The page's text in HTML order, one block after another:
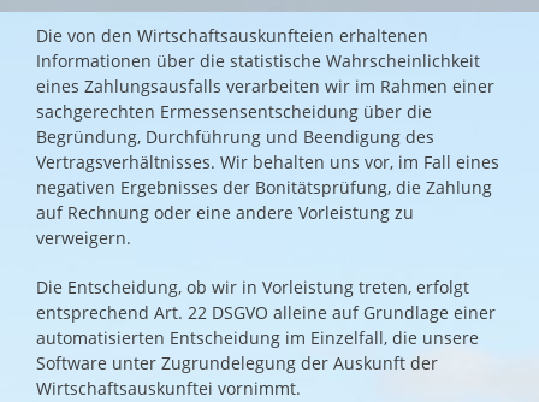
Die von den Wirtschaftsauskunfteien erhaltenen
Informationen über die statistische Wahrscheinlichkeit
eines Zahlungsausfalls verarbeiten wir im Rahmen einer
sachgerechten Ermessensentscheidung über die
Begründung, Durchführung und Beendigung des
Vertragsverhältnisses. Wir behalten uns vor, im Fall eines
negativen Ergebnisses der Bonitätsprüfung, die Zahlung
auf Rechnung oder eine andere Vorleistung zu
verweigern.
Die Entscheidung, ob wir in Vorleistung treten, erfolgt
entsprechend Art. 22 DSGVO alleine auf Grundlage einer
automatisierten Entscheidung im Einzelfall, die unsere
Software unter Zugrundelegung der Auskunft der
Wirtschaftsauskunftei vornimmt.